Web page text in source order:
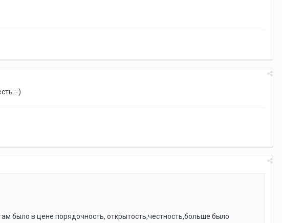
)
было в цене порядочность, открытость,честность,больше было